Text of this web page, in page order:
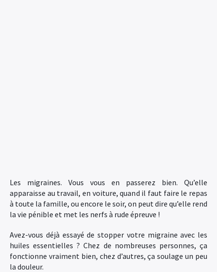
Les migraines. Vous vous en passerez bien. Qu’elle
apparaisse au travail, en voiture, quand il faut faire le repas
à toute la famille, ou encore le soir, on peut dire qu’elle rend
la vie pénible et met les nerfs à rude épreuve !
Avez-vous déjà essayé de stopper votre migraine avec les
huiles essentielles ? Chez de nombreuses personnes, ça
fonctionne vraiment bien, chez d’autres, ça soulage un peu
la douleur.